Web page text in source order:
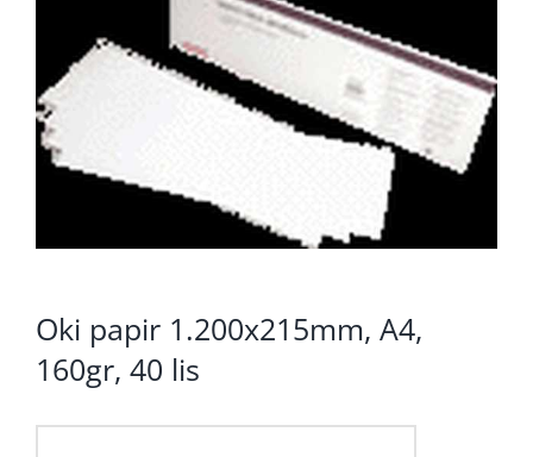
PERIFERIJA
KABELI I KONEKTORI
MREŽNA OPREMA
POTROŠAČKA ELEKTRONIKA
OSTALO
Oki papir 1.200x215mm, A4,
160gr, 40 lis